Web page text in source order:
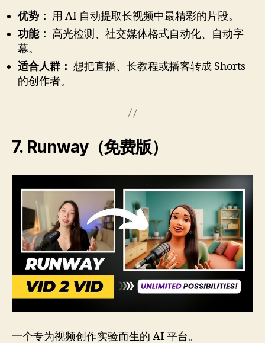
优势： 用 AI 自动提取长视频中最精彩的片段。
功能： 高光检测、社交媒体格式自动化、自动字
幕。
适合人群： 想把直播、长教程或播客转成 Shorts
的创作者。
7. Runway（免费版）
一个专为视频创作实验而生的 AI 平台。